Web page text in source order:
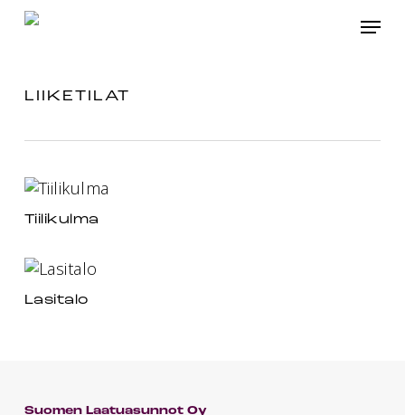
Skip
Menu
LIIKETILAT
Tiilikulma
Lasitalo
Suomen Laatuasunnot Oy